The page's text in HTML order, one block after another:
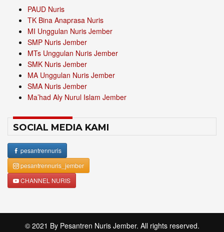
PAUD Nuris
TK Bina Anaprasa Nuris
MI Unggulan Nuris Jember
SMP Nuris Jember
MTs Unggulan Nuris Jember
SMK Nuris Jember
MA Unggulan Nuris Jember
SMA Nuris Jember
Ma’had Aly Nurul Islam Jember
SOCIAL MEDIA KAMI
pesantrennuris
pesantrennuris_jember
CHANNEL NURIS
© 2021 By Pesantren Nuris Jember. All rights reserved.